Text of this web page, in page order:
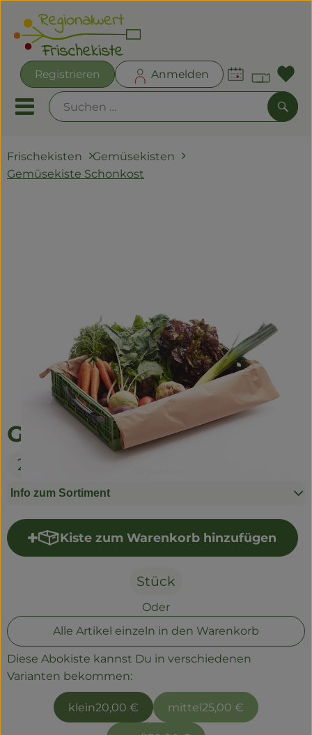
Registrieren Anmelden
Mobiles Menu öffnen
Angebote
Getränke
Non-Food
So geht's
Service
Frischekisten
Gemüsekisten
Gemüsekiste Schonkost
Gemüsekiste Schonkost
20,00 €
Info zum Sortiment
Kiste zum Warenkorb hinzufügen
Kiste zum Warenkorb
Stück
Oder
Alle Artikel einzeln in den Warenkorb
Diese Abokiste kannst Du in verschiedenen
Varianten bekommen:
klein20,00 € mittel25,00 €